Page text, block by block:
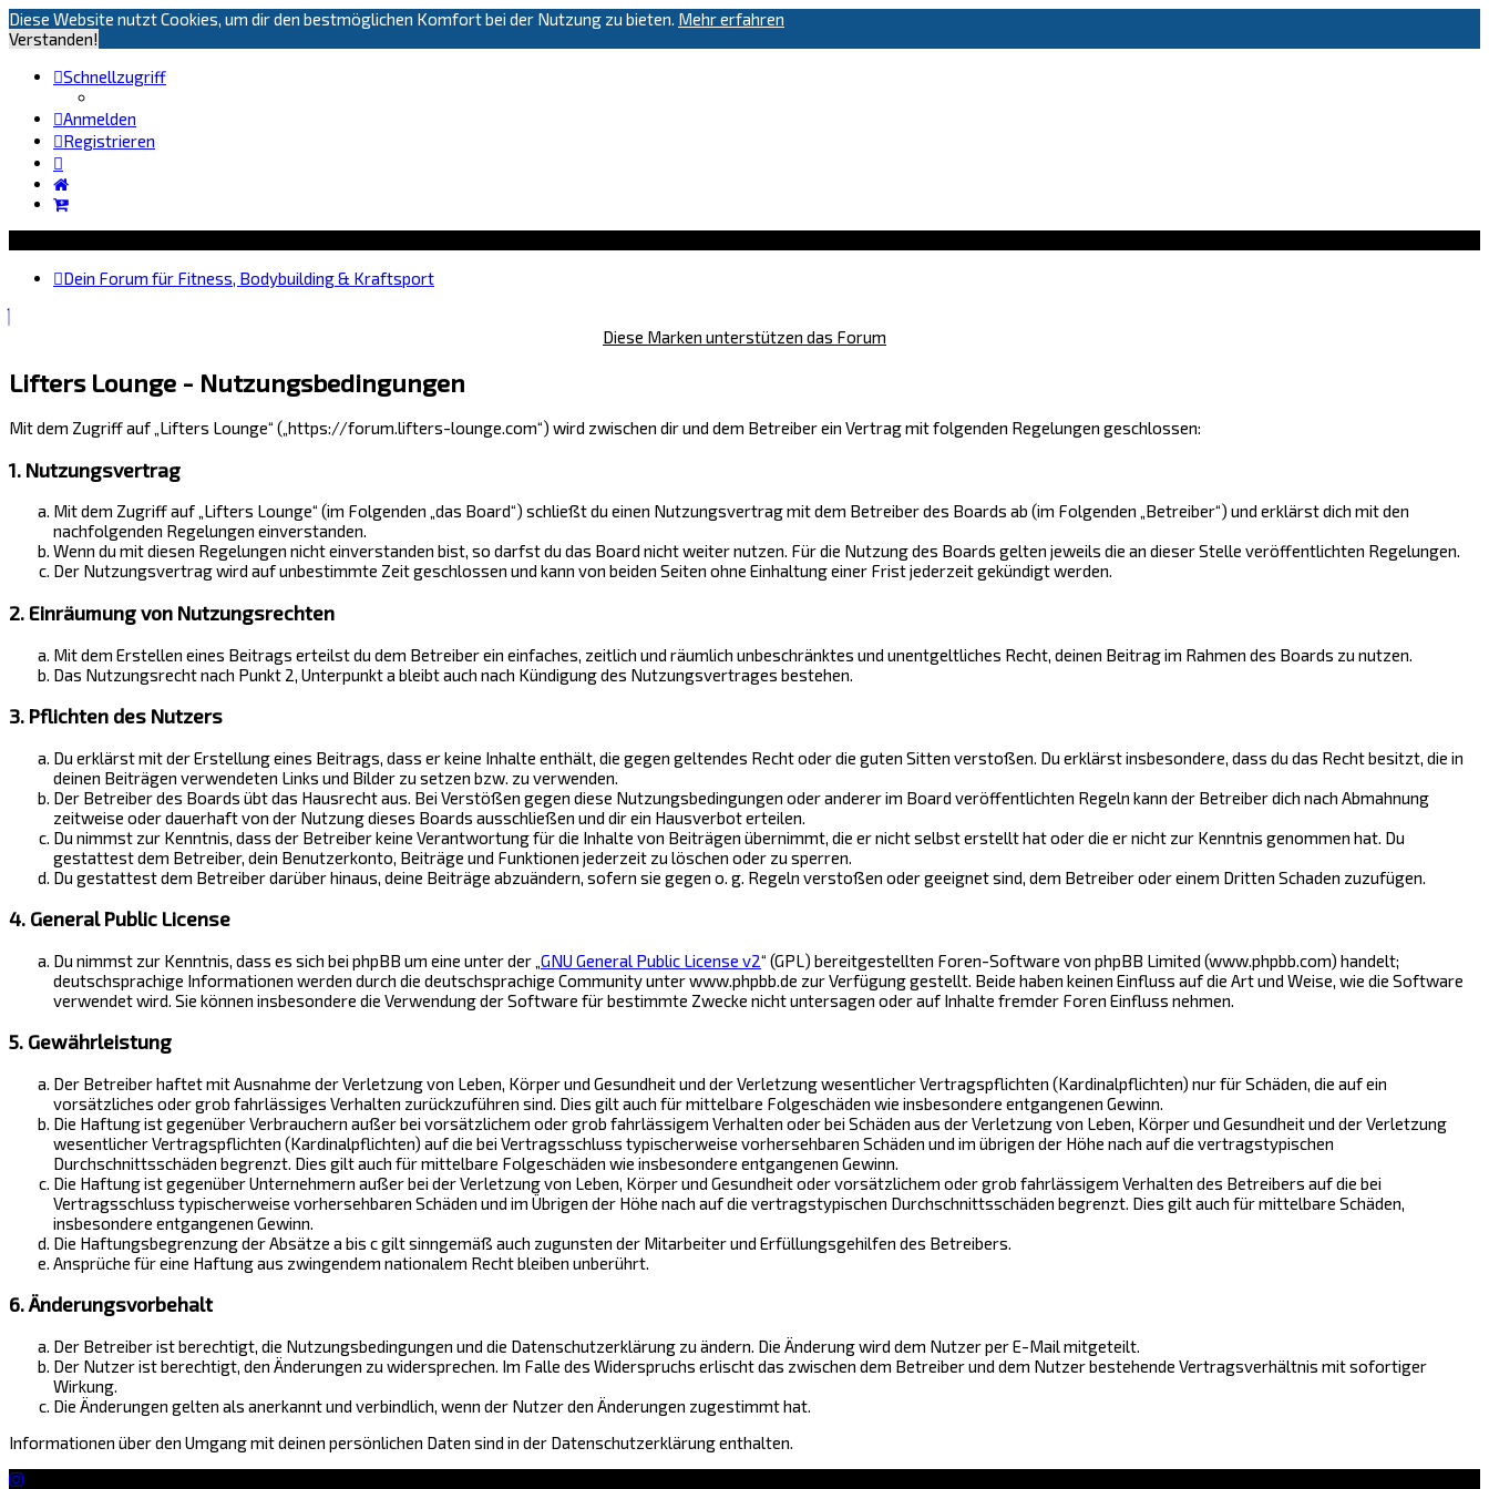
Diese Website nutzt Cookies, um dir den bestmöglichen Komfort bei der Nutzung zu bieten. Mehr erfahren
Verstanden!
Schnellzugriff
Anmelden
Registrieren
Dein Forum für Fitness, Bodybuilding & Kraftsport
Diese Marken unterstützen das Forum
Lifters Lounge - Nutzungsbedingungen
Mit dem Zugriff auf „Lifters Lounge“ („https://forum.lifters-lounge.com“) wird zwischen dir und dem Betreiber ein Vertrag mit folgenden Regelungen geschlossen:
1. Nutzungsvertrag
Mit dem Zugriff auf „Lifters Lounge“ (im Folgenden „das Board“) schließt du einen Nutzungsvertrag mit dem Betreiber des Boards ab (im Folgenden „Betreiber“) und erklärst dich mit den
nachfolgenden Regelungen einverstanden.
Wenn du mit diesen Regelungen nicht einverstanden bist, so darfst du das Board nicht weiter nutzen. Für die Nutzung des Boards gelten jeweils die an dieser Stelle veröffentlichten Regelungen.
Der Nutzungsvertrag wird auf unbestimmte Zeit geschlossen und kann von beiden Seiten ohne Einhaltung einer Frist jederzeit gekündigt werden.
2. Einräumung von Nutzungsrechten
Mit dem Erstellen eines Beitrags erteilst du dem Betreiber ein einfaches, zeitlich und räumlich unbeschränktes und unentgeltliches Recht, deinen Beitrag im Rahmen des Boards zu nutzen.
Das Nutzungsrecht nach Punkt 2, Unterpunkt a bleibt auch nach Kündigung des Nutzungsvertrages bestehen.
3. Pflichten des Nutzers
Du erklärst mit der Erstellung eines Beitrags, dass er keine Inhalte enthält, die gegen geltendes Recht oder die guten Sitten verstoßen. Du erklärst insbesondere, dass du das Recht besitzt, die in
deinen Beiträgen verwendeten Links und Bilder zu setzen bzw. zu verwenden.
Der Betreiber des Boards übt das Hausrecht aus. Bei Verstößen gegen diese Nutzungsbedingungen oder anderer im Board veröffentlichten Regeln kann der Betreiber dich nach Abmahnung
zeitweise oder dauerhaft von der Nutzung dieses Boards ausschließen und dir ein Hausverbot erteilen.
Du nimmst zur Kenntnis, dass der Betreiber keine Verantwortung für die Inhalte von Beiträgen übernimmt, die er nicht selbst erstellt hat oder die er nicht zur Kenntnis genommen hat. Du
gestattest dem Betreiber, dein Benutzerkonto, Beiträge und Funktionen jederzeit zu löschen oder zu sperren.
Du gestattest dem Betreiber darüber hinaus, deine Beiträge abzuändern, sofern sie gegen o. g. Regeln verstoßen oder geeignet sind, dem Betreiber oder einem Dritten Schaden zuzufügen.
4. General Public License
Du nimmst zur Kenntnis, dass es sich bei phpBB um eine unter der „GNU General Public License v2“ (GPL) bereitgestellten Foren-Software von phpBB Limited (www.phpbb.com) handelt;
deutschsprachige Informationen werden durch die deutschsprachige Community unter www.phpbb.de zur Verfügung gestellt. Beide haben keinen Einfluss auf die Art und Weise, wie die Software
verwendet wird. Sie können insbesondere die Verwendung der Software für bestimmte Zwecke nicht untersagen oder auf Inhalte fremder Foren Einfluss nehmen.
5. Gewährleistung
Der Betreiber haftet mit Ausnahme der Verletzung von Leben, Körper und Gesundheit und der Verletzung wesentlicher Vertragspflichten (Kardinalpflichten) nur für Schäden, die auf ein
vorsätzliches oder grob fahrlässiges Verhalten zurückzuführen sind. Dies gilt auch für mittelbare Folgeschäden wie insbesondere entgangenen Gewinn.
Die Haftung ist gegenüber Verbrauchern außer bei vorsätzlichem oder grob fahrlässigem Verhalten oder bei Schäden aus der Verletzung von Leben, Körper und Gesundheit und der Verletzung
wesentlicher Vertragspflichten (Kardinalpflichten) auf die bei Vertragsschluss typischerweise vorhersehbaren Schäden und im übrigen der Höhe nach auf die vertragstypischen
Durchschnittsschäden begrenzt. Dies gilt auch für mittelbare Folgeschäden wie insbesondere entgangenen Gewinn.
Die Haftung ist gegenüber Unternehmern außer bei der Verletzung von Leben, Körper und Gesundheit oder vorsätzlichem oder grob fahrlässigem Verhalten des Betreibers auf die bei
Vertragsschluss typischerweise vorhersehbaren Schäden und im Übrigen der Höhe nach auf die vertragstypischen Durchschnittsschäden begrenzt. Dies gilt auch für mittelbare Schäden,
insbesondere entgangenen Gewinn.
Die Haftungsbegrenzung der Absätze a bis c gilt sinngemäß auch zugunsten der Mitarbeiter und Erfüllungsgehilfen des Betreibers.
Ansprüche für eine Haftung aus zwingendem nationalem Recht bleiben unberührt.
6. Änderungsvorbehalt
Der Betreiber ist berechtigt, die Nutzungsbedingungen und die Datenschutzerklärung zu ändern. Die Änderung wird dem Nutzer per E-Mail mitgeteilt.
Der Nutzer ist berechtigt, den Änderungen zu widersprechen. Im Falle des Widerspruchs erlischt das zwischen dem Betreiber und dem Nutzer bestehende Vertragsverhältnis mit sofortiger
Wirkung.
Die Änderungen gelten als anerkannt und verbindlich, wenn der Nutzer den Änderungen zugestimmt hat.
Informationen über den Umgang mit deinen persönlichen Daten sind in der Datenschutzerklärung enthalten.